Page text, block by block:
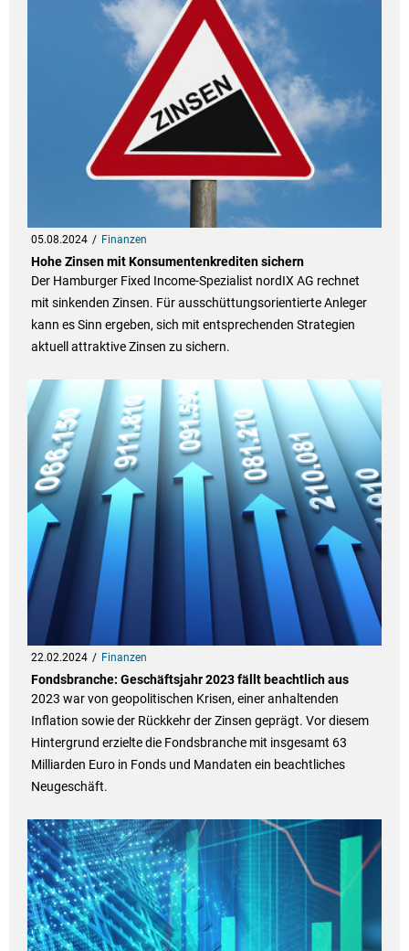
05.08.2024 Finanzen
Hohe Zinsen mit Konsumentenkrediten sichern
Der Hamburger Fixed Income-Spezialist nordIX AG rechnet
mit sinkenden Zinsen. Für ausschüttungsorientierte Anleger
kann es Sinn ergeben, sich mit entsprechenden Strategien
aktuell attraktive Zinsen zu sichern.
22.02.2024 Finanzen
Fondsbranche: Geschäftsjahr 2023 fällt beachtlich aus
2023 war von geopolitischen Krisen, einer anhaltenden
Inflation sowie der Rückkehr der Zinsen geprägt. Vor diesem
Hintergrund erzielte die Fondsbranche mit insgesamt 63
Milliarden Euro in Fonds und Mandaten ein beachtliches
Neugeschäft.